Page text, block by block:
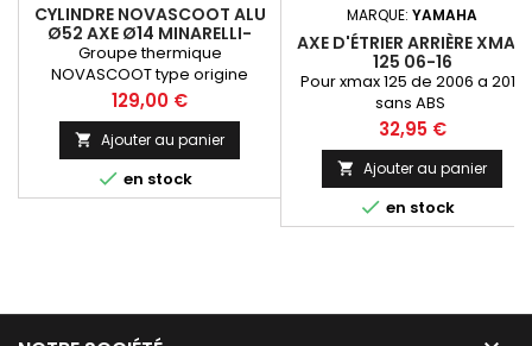
CYLINDRE NOVASCOOT ALU
Ø52 AXE Ø14 MINARELLI-
XMAX YAMAHA 125 06-20
Groupe thermique
NOVASCOOT type origine
52mm
Prix
129,00 €
 Ajouter au panier
 en stock
MARQUE: YAMAHA
AXE D'ÉTRIER ARRIÈRE XMAX
125 06-16
Pour xmax 125 de 2006 a 2016
sans ABS
Prix
32,95 €
 Ajouter au panier
 en stock